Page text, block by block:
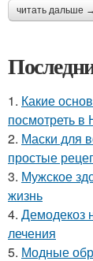
читать дальше →
1. Какие
посмотреть в
2. Маски для
простые
3. Мужское
жизнь
4. Демодекоз
лечения
5. Модные